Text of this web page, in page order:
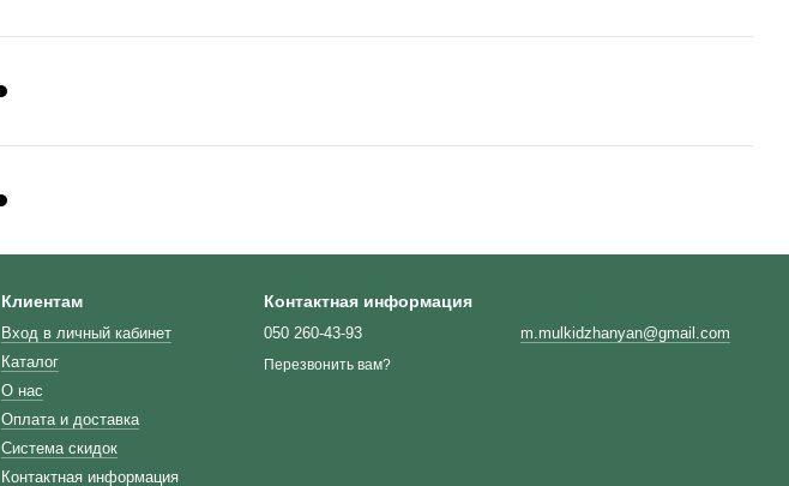
Клиентам
Вход в личный кабинет
Каталог
О нас
Оплата и доставка
Система скидок
Контактная информация
Контактная информация
050 260-43-93
Перезвонить вам?
m.mulkidzhanyan@gmail.com